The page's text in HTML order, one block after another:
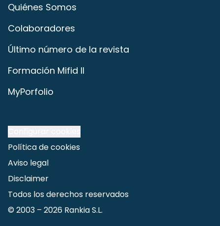
Quiénes Somos
Colaboradores
Último número de la revista
Formación Mifid II
MyPorfolio
Política de cookies
Aviso legal
Disclaimer
Todos los derechos reservados
© 2003 – 2026 Rankia S.L.